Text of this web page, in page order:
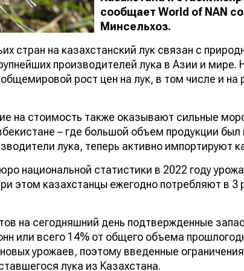
сообщает World of NAN
Минсельхоз.
стран на казахстанский лук связан с
производителей лука в Азии и мире.
рост цен на лук, в том числе и на
на стоимость также оказывают сильные
– где большой объем продукции
лука, теперь активно импортируют
национальной статистики в 2022 году
этом казахстанцы ежегодно потребляют в 3
на сегодняшний день подтвержденные
или всего 14% от общего объема
урожаев, поэтому введенные
лука из Казахстана.